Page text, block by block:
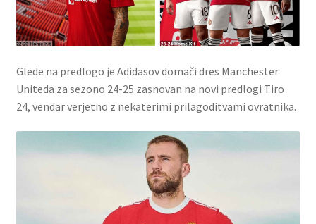
Glede na predlogo je Adidasov domači dres Manchester
Uniteda za sezono 24-25 zasnovan na novi predlogi Tiro
24, vendar verjetno z nekaterimi prilagoditvami ovratnika.